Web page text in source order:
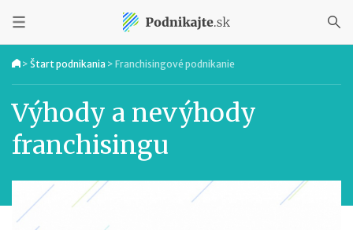
> Štart podnikania > Franchisingové podnikanie
Výhody a nevýhody
franchisingu